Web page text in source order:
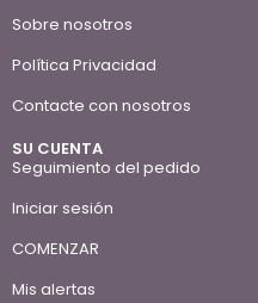
Sobre nosotros
Política Privacidad
Contacte con nosotros
SU CUENTA
Seguimiento del pedido
Iniciar sesión
COMENZAR
Mis alertas